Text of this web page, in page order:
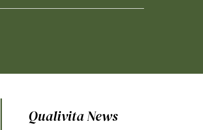
Qualivita News